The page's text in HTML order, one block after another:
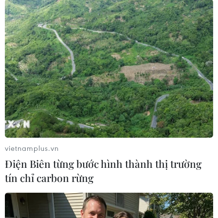
khăn, nhất là ở khu vực nông thôn, vùng sâu
vùng xa do hạn chế về trình độ và điều kiện tiếp
cận công nghệ. Vì vậy, trong thời gian tới, Hội sẽ
tiếp tục đẩy mạnh các giải pháp đồng bộ, nhằm
hỗ trợ nông dân thích ứng và theo kịp quá trình
chuyển đổi số.
Thông tin đến các cơ quan báo chí về những
điểm mới mang tính đột phá cốt lõi của Đại hội
lần này so với nhiệm kỳ trước, ông Lương Quốc
Đoàn cho biết Đại hội IX diễn ra trong bối cảnh
đất nước đẩy mạnh sắp xếp, tinh gọn bộ máy và
các tổ chức chính trị-xã hội trực thuộc Mặt trận
Tổ quốc Việt Nam. Điều đó đặt ra yêu cầu Hội
Nông dân Việt Nam phải đổi mới mạnh mẽ cả
về tư duy, phương thức hoạt động và cách thức
vietnamplus.vn
Điện Biên từng bước hình thành thị trường
tín chỉ carbon rừng